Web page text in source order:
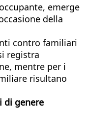
emerge
della
contro familiari
registra
mentre per i
risultano
di genere